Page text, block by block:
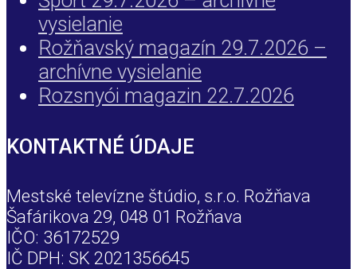
vysielanie
Rožňavský magazín 29.7.2026 –
archívne vysielanie
Rozsnyói magazin 22.7.2026
KONTAKTNÉ ÚDAJE
Mestské televízne štúdio, s.r.o. Rožňava
Šafárikova 29, 048 01 Rožňava
IČO: 36172529
IČ DPH: SK 2021356645